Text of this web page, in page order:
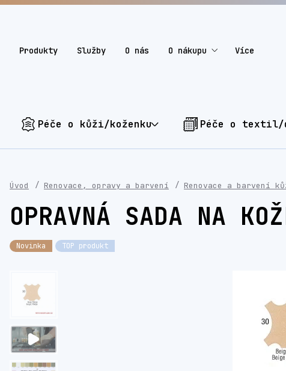
Produkty Služby O nás O nákupu Více
Péče o kůži/koženku Péče o
Úvod Renovace, opravy a barvení Renovace a barvení
OPRAVNÁ SADA NA
Novinka TOP produkt